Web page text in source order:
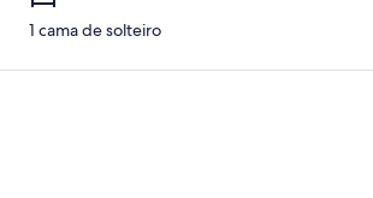
1 cama de solteiro